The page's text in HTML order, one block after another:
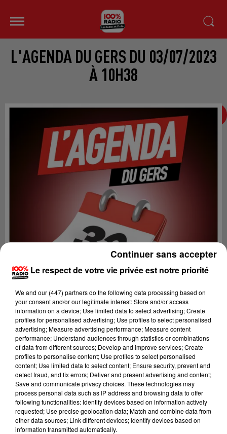
L'AGENDA DU GERS DU 03/07/2023
À 10H38
Lecture (1 min 13 sec)
100%
Le respect de votre vie privée est notre priorité
We and our (447) partnersdo the following data processing based on
your consent and/or our legitimate interest: Store and/or access
information on a device; Use limited data to select advertising; Create
profiles for personalised advertising; Use profiles to select personalised
advertising; Measure advertising performance; Measure content
performance; Understand audiences through statistics or combinations
of data from different sources; Develop and improve services; Create
profiles to personalise content; Use profiles to select personalised
content; Use limited data to select content; Ensure security, prevent and
detect fraud, and fix errors; Deliver and present advertising and content;
Save and communicate privacy choices. These technologies may
process personal data such as IP address and browsing data to offer
following functionalities: Identify devices based on information actively
requested; Use precise geolocation data; Match and combine data from
other data sources; Link different devices; Identify devices based on
information transmitted automatically.
Continuer sans accepter